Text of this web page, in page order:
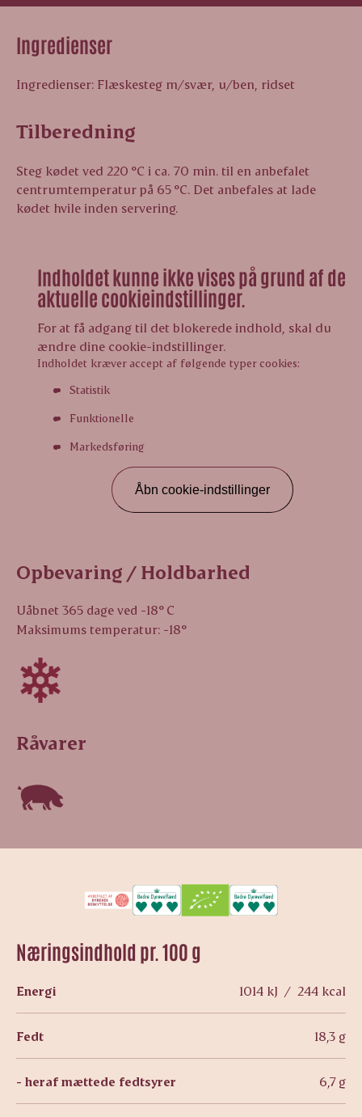
Næringsindhold pr. 100 g
Energi 1014 kJ / 244 kcal
Fedt 18,3 g
- heraf mættede fedtsyrer 6,7 g
Ingredienser
Ingredienser: Flæskesteg m/svær, u/ben, ridset
Tilberedning
Steg kødet ved 220 °C i ca. 70 min. til en anbefalet
centrumtemperatur på 65 °C. Det anbefales at lade
kødet hvile inden servering.
Indholdet kunne ikke vises på grund af de
aktuelle cookieindstillinger.
For at få adgang til det blokerede indhold, skal du
ændre dine cookie-indstillinger.
Indholdet kræver accept af følgende typer cookies:
Statistik
Funktionelle
Markedsføring
Åbn cookie-indstillinger
Opbevaring / Holdbarhed
Uåbnet 365 dage ved -18° C
Maksimums temperatur: -18°
Råvarer